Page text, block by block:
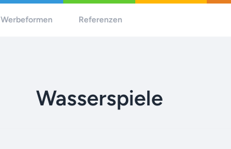
Werbeformen Referenzen
Wasserspiele